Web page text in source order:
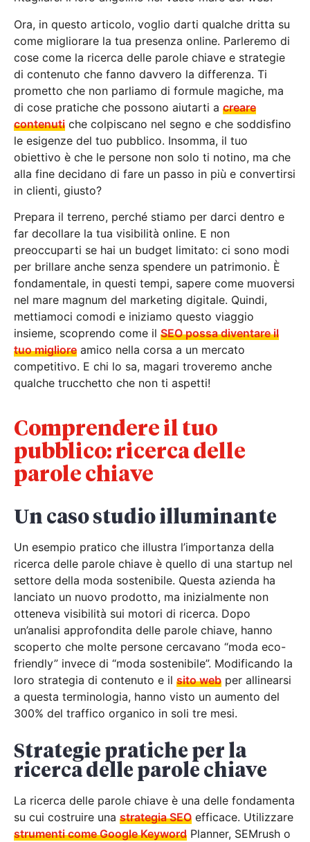
Ora, in questo articolo, voglio darti qualche dritta su
come migliorare la tua presenza online. Parleremo di
cose come la ricerca delle parole chiave e strategie
di contenuto che fanno davvero la differenza. Ti
prometto che non parliamo di formule magiche, ma
di cose pratiche che possono aiutarti a creare
contenuti che colpiscano nel segno e che soddisfino
le esigenze del tuo pubblico. Insomma, il tuo
obiettivo è che le persone non solo ti notino, ma che
alla fine decidano di fare un passo in più e convertirsi
in clienti, giusto?
Prepara il terreno, perché stiamo per darci dentro e
far decollare la tua visibilità online. E non
preoccuparti se hai un budget limitato: ci sono modi
per brillare anche senza spendere un patrimonio. È
fondamentale, in questi tempi, sapere come muoversi
nel mare magnum del marketing digitale. Quindi,
mettiamoci comodi e iniziamo questo viaggio
insieme, scoprendo come il SEO possa diventare il
tuo migliore amico nella corsa a un mercato
competitivo. E chi lo sa, magari troveremo anche
qualche trucchetto che non ti aspetti!
Comprendere il tuo
pubblico: ricerca delle
parole chiave
Un caso studio illuminante
Un esempio pratico che illustra l’importanza della
ricerca delle parole chiave è quello di una startup nel
settore della moda sostenibile. Questa azienda ha
lanciato un nuovo prodotto, ma inizialmente non
otteneva visibilità sui motori di ricerca. Dopo
un’analisi approfondita delle parole chiave, hanno
scoperto che molte persone cercavano “moda eco-
friendly” invece di “moda sostenibile”. Modificando la
loro strategia di contenuto e il sito web per allinearsi
a questa terminologia, hanno visto un aumento del
300% del traffico organico in soli tre mesi.
Strategie pratiche per la
ricerca delle parole chiave
La ricerca delle parole chiave è una delle fondamenta
su cui costruire una strategia SEO efficace. Utilizzare
strumenti come Google Keyword Planner, SEMrush o